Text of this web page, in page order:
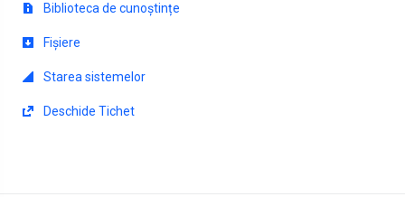
Biblioteca de cunoștințe
Fișiere
Starea sistemelor
Deschide Tichet